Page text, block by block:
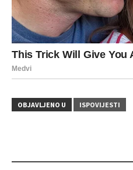
OBJAVLJENO U ISPOVIJESTI